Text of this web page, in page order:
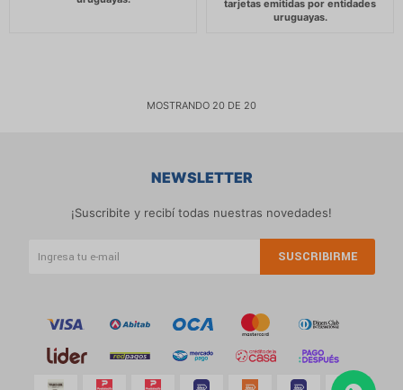
MOSTRANDO 20 DE 20
NEWSLETTER
¡Suscribite y recibí todas nuestras novedades!
SUSCRIBIRME